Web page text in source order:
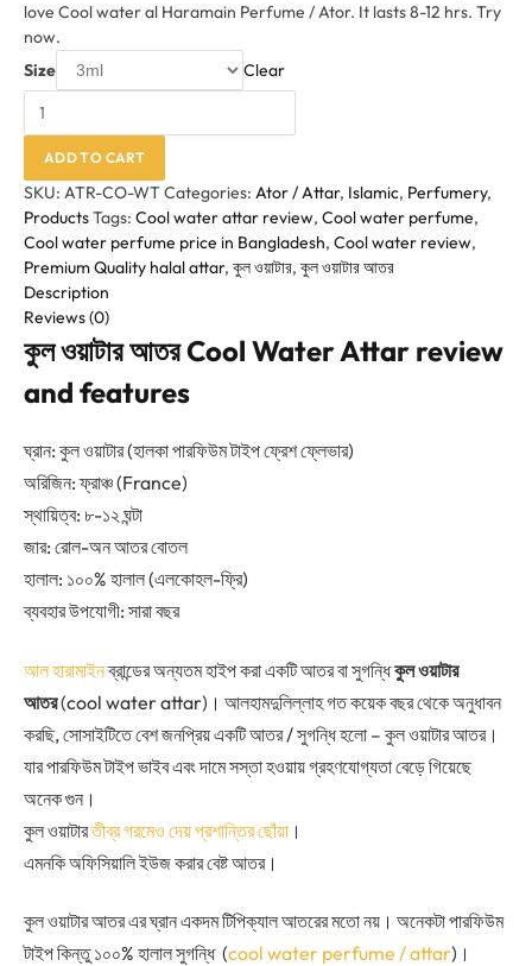
love Cool water al Haramain Perfume / Ator. It lasts 8-12 hrs. Try
now.
Size
Clear
ADD TO CART
SKU: ATR-CO-WTCategories: Ator / Attar, Islamic, Perfumery,
ProductsTags: Cool water attar review, Cool water perfume,
Cool water perfume price in Bangladesh, Cool water review,
Premium Quality halal attar, কুল ওয়াটার, কুল ওয়াটার আতর
Description
Reviews (0)
কুল ওয়াটার আতর Cool Water Attar review
and features
ঘ্রান: কুল ওয়াটার (হালকা পারফিউম টাইপ ফ্রেশ ফ্লেভার)
অরিজিন: ফ্রাঞ্চ (France)
স্থায়িত্ব: ৮-১২ ঘন্টা
জার: রোল-অন আতর বোতল
হালাল: ১০০% হালাল (এলকোহল-ফ্রি)
ব্যবহার উপযোগী: সারা বছর
আল হারামাইনব্রান্ডের অন্যতম হাইপ করা একটি আতর বা সুগন্ধিকুল ওয়াটার
আতর(cool water attar)। আলহামদুলিল্লাহ গত কয়েক বছর থেকে অনুধাবন
করছি, সোসাইটিতে বেশ জনপ্রিয় একটি আতর / সুগন্ধি হলো – কুল ওয়াটার আতর।
যার পারফিউম টাইপ ভাইব এবং দামে সস্তা হওয়ায় গ্রহণযোগ্যতা বেড়ে গিয়েছে
অনেক গুন।
কুল ওয়াটারতীব্র গরমেও দেয় প্রশান্তির ছোঁয়া ।
এমনকি অফিসিয়ালি ইউজ করার বেষ্ট আতর।
কুল ওয়াটার আতর এর ঘ্রান একদম টিপিক্যাল আতরের মতো নয়। অনেকটা পারফিউম
টাইপ কিন্তু ১০০% হালাল সুগন্ধি (cool water perfume / attar)।